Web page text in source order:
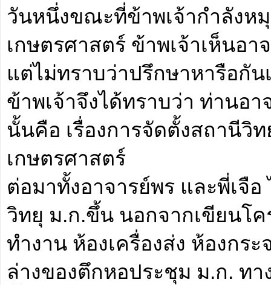
วันหนึ่งขณะที่ข้าพเจ้ากำลังห
เกษตรศาสตร์ ข้าพเจ้าเห็นอ
แต่ไม่ทราบว่าปรึกษาหารือกั
ข้าพเจ้าจึงได้ทราบว่า ท่านอ
นั้นคือ เรื่องการจัดตั้งสถานีวิ
เกษตรศาสตร์
ต่อมาทั้งอาจารย์พร และพี่เจื
วิทยุ ม.ก.ขึ้น นอกจากเขียนโ
ทำงาน ห้องเครื่องส่ง ห้องกร
ล่างของตึกหอประชุม ม.ก. ท